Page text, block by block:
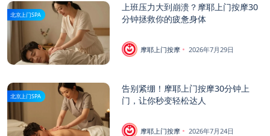
北京上门SPA
上班压力大到崩溃？摩耶上门按摩30
分钟拯救你的疲惫身体
摩耶上门按摩 2026年7月29日
北京上门SPA
告别紧绷！摩耶上门按摩30分钟上
门，让你秒变轻松达人
摩耶上门按摩 2026年7月24日